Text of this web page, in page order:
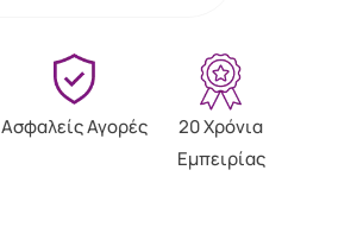
Ασφαλείς Αγορές
20 Χρόνια
Εμπειρίας